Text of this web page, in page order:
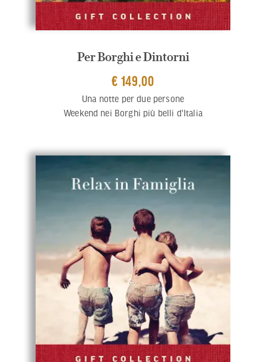
Per Borghi e Dintorni
€ 149,00
Una notte per due persone
Weekend nei Borghi più belli d'Italia